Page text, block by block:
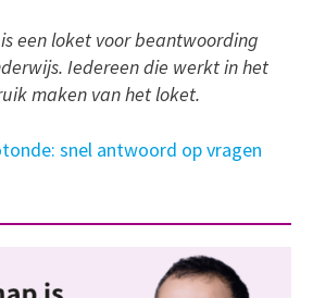
is een loket voor beantwoording
Iedereen die werkt in het
maken van het loket.
snel antwoord op vragen